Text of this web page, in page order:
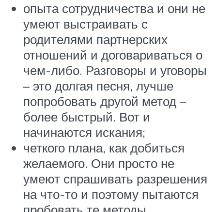
опыта сотрудничества и они не
умеют выстраивать с
родителями партнерских
отношений и договариваться о
чем-либо. Разговоры и уговоры
– это долгая песня, лучше
попробовать другой метод –
более быстрый. Вот и
начинаются искания;
четкого плана, как добиться
желаемого. Они просто не
умеют спрашивать разрешения
на что-то и поэтому пытаются